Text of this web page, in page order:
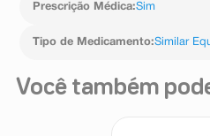
Prescrição Médica:Sim
Tipo de Medicamento:Similar
Você também